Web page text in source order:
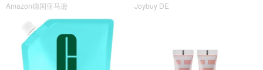
Amazon德国亚马逊 Joybuy DE